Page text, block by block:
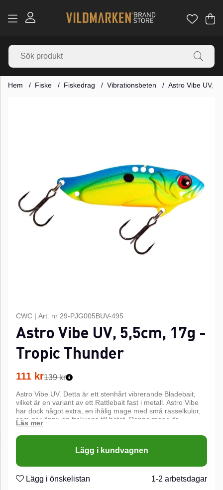
.
Hem Fiske Fiskedrag Vibrationsbeten Astro Vibe UV,
CWC | Art. nr 29-PJG005BUV-495
Astro Vibe UV, 5,5cm, 17g -
Tropic Thunder
111 kr139 kr
Astro Vibe UV. Detta är ett stenhårt vibrerande Bladebait,
vilket är en variant av ett Rattlebait fast i metall. Astro Vibe
har dock något extra, en ihålig mage med små rasselkulor,
som ger ännu en frekvens till betet. Denna mage är
dessutom gjord i UV-coatad plast, som lyser upp i ett violett
sken i alla väder! Astro Vibe sjunker fort och kan fiskas
bärigheten i betet under snabb hemtagning fiskas grunt. Ett
mycket mångsidigt litet bete med andra ord!n
n
Blyfri
Lägg i kundvagnen
Lägg i önskelistan 1-2 arbetsdagar